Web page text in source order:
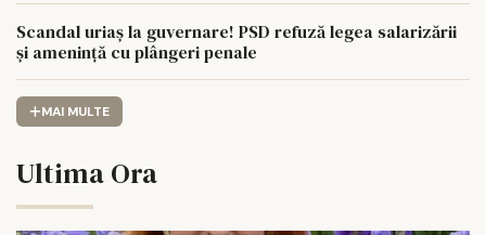
Scandal uriaș la guvernare! PSD refuză legea salarizării
și amenință cu plângeri penale
MAI MULTE
Ultima Ora